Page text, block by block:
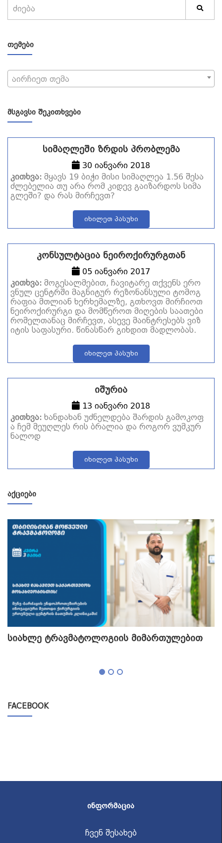
ᲗᲔᲛᲔᲑᲘ
აირჩიეთ თემა
ᲛᲡᲒᲐᲕᲡᲘ ᲨᲔᲙᲘᲗᲮᲕᲔᲑᲘ
სიმაღლეში ზრდის პრობლემა
30 იანვარი 2018
კითხვა: მყავს 19 ბიჭი მისი სიმაღლეა 1.56 შესა
ძლებელია თუ არა რომ კიდევ გაიზარდოს სიმა
გლეში? და რას მირჩევთ?
იხილეთ პასუხი
კონსულტაცია ნეიროქირურგთან
05 იანვარი 2017
კითხვა: მოგესალმებით, ჩავიტარე თქვენს ერო
ვნულ ცენტრში მაგნიტურ რეზონანსული ტომოგ
რაფია მთლიან ხერხემალზე, გთხოვთ მირჩიოთ
ნეიროქირურგი და მომწეროთ მიღების საათები
რომელთანაც მირჩევთ, ასევე მაინტრესებს ვიზ
იტის საფასური. წინასწარ გიხდით მადლობას.
იხილეთ პასუხი
იშურია
13 იანვარი 2018
კითხვა: ხანდახან უძნელდება შარდის გამოკოფ
ა ჩემ მეუღლეს რის ბრალია და როგორ ვუმკურ
ნალოდ
იხილეთ პასუხი
ᲐᲥᲪᲘᲔᲑᲘ
სიახლე ტრავმატოლოგიის მიმართულებით
FACEBOOK
ᲘᲜᲤᲝᲠᲛᲐᲪᲘᲐ
ჩვენ შესახებ